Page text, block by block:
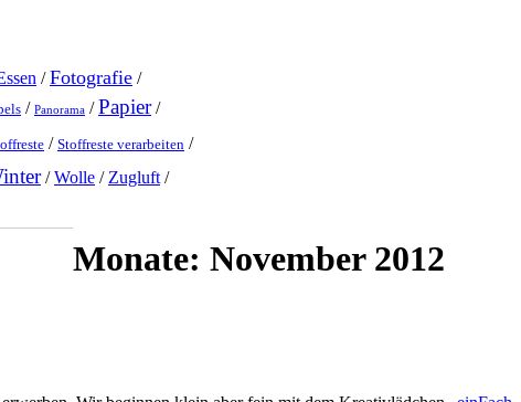
/Fotografie /
/ Panorama /Papier/
/ Stoffreste verarbeiten /
/Wolle / Zugluft /
Monate: November 2012